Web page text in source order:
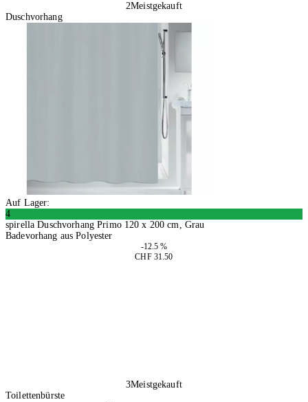
2Meistgekauft
Duschvorhang
Auf Lager:
4
spirella Duschvorhang Primo 120 x 200 cm, Grau
Badevorhang aus Polyester
-12.5 %
CHF 31.50
3Meistgekauft
Toilettenbürste